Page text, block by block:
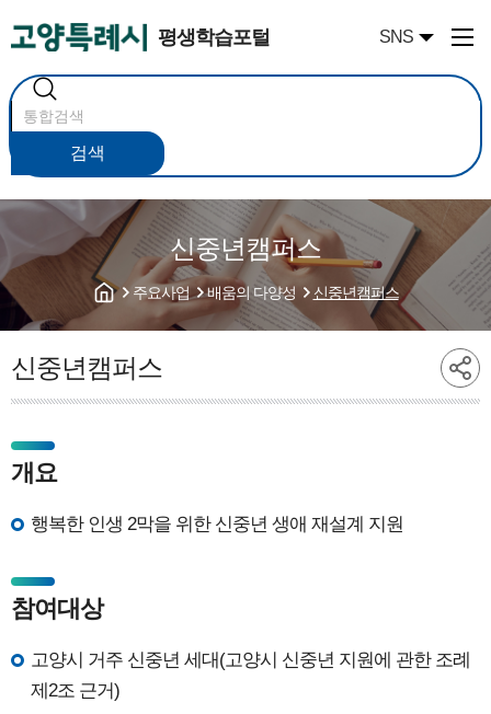
SNS
평생학습포털
통
합
검
색
검색
신중년캠퍼스
주요사업 배움의 다양성 신중년캠퍼스
신중년캠퍼스
개요
행복한 인생 2막을 위한 신중년 생애 재설계 지원
참여대상
고양시 거주 신중년 세대(고양시 신중년 지원에 관한 조례
제2조 근거)